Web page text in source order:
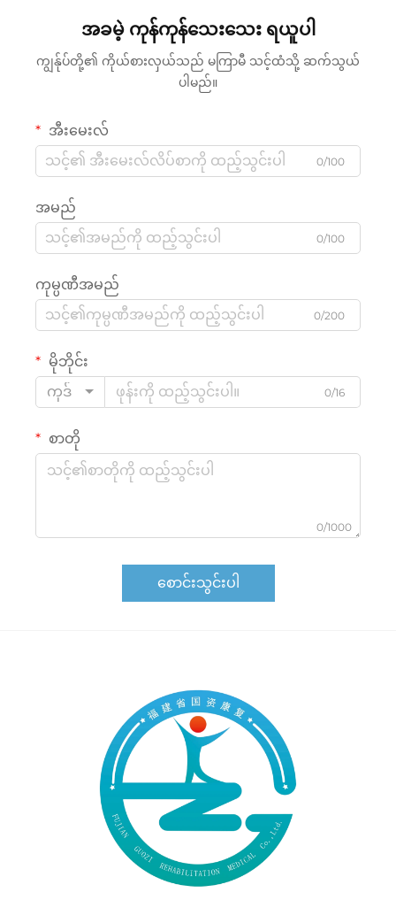
အခမဲ့ ကုန်ကုန်သေးသေး ရယူပါ
ကျွန်ုပ်တို့၏ ကိုယ်စားလှယ်သည် မကြာမီ သင့်ထံသို့ ဆက်သွယ်
ပါမည်။
အီးမေးလ်
0/100
အမည်
0/100
ကုမ္ပဏီအမည်
0/200
မိုဘိုင်း
ကုဒ်
0/16
စာတို
0/1000
စောင်းသွင်းပါ